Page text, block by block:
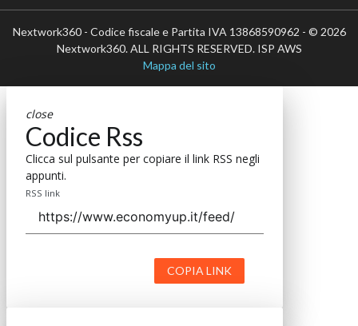
Nextwork360 - Codice fiscale e Partita IVA 13868590962 - © 2026
Nextwork360. ALL RIGHTS RESERVED. ISP AWS
Mappa del sito
close
Codice Rss
Clicca sul pulsante per copiare il link RSS negli
appunti.
RSS link
COPIA LINK